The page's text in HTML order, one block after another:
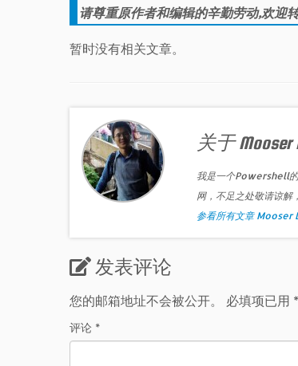
请尊重原作者和编辑的辛勤劳动,欢迎
暂时没有相关文章。
关于 Mooser
我是一个Powershell
网，不足之处敬请谅解
参看所有文章 Mooser
发表评论
您的邮箱地址不会被公开。 必填项已用 *
评论 *